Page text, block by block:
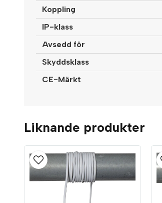
Koppling
IP-klass
Avsedd för
Skyddsklass
CE-Märkt
Liknande produkter